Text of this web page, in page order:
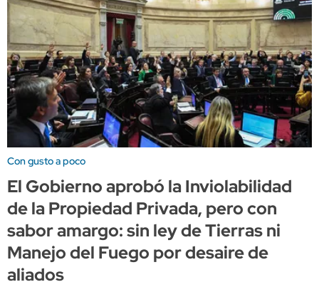
Con gusto a poco
El Gobierno aprobó la Inviolabilidad
de la Propiedad Privada, pero con
sabor amargo: sin ley de Tierras ni
Manejo del Fuego por desaire de
aliados